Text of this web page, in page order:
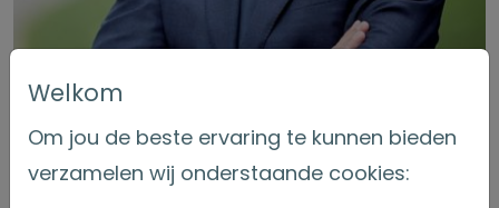
Welkom
Om jou de beste ervaring te kunnen bieden
verzamelen wij onderstaande cookies: